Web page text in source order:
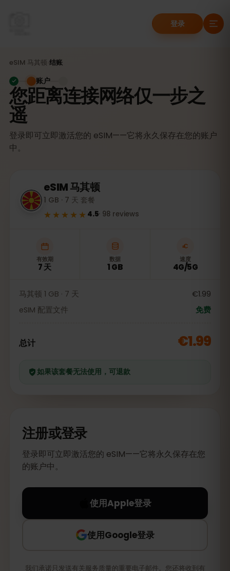
登录
eSIM 马其顿 结账
您距离连接网络仅一步之
遥
登录即可立即激活您的 eSIM——它将永久保存在您的账户
中。
账户
eSIM马其顿
1 GB · 7 天 套餐
★★★★★ 4.5· 98 reviews
有效期
7 天
数据
1 GB
速度
4G/5G
马其顿 1 GB · 7 天
€1.99
eSIM 配置文件
免费
总计 €1.99
如果该套餐无法使用，可退款
注册或登录
登录即可立即激活您的 eSIM——它将永久保存在您
的账户中。
使用Apple登录
使用Google登录
我们承诺只发送有关服务质量的重要电子邮件。您还将收到有